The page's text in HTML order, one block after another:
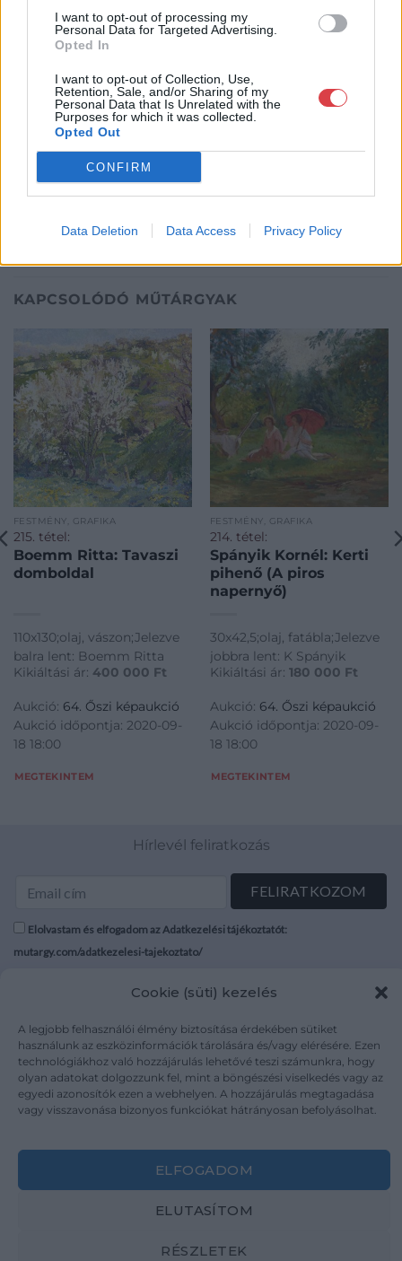
I want to opt-out of processing my
Personal Data for Targeted Advertising.
Opted In
I want to opt-out of Collection, Use,
Retention, Sale, and/or Sharing of my
Personal Data that Is Unrelated with the
Purposes for which it was collected.
Opted Out
CONFIRM
Data Deletion Data Access Privacy Policy
Cookie (süti) kezelés
A legjobb felhasználói élmény biztosítása érdekében sütiket
használunk az eszközinformációk tárolására és/vagy elérésére. Ezen
technológiákhoz való hozzájárulás lehetővé teszi számunkra, hogy
olyan adatokat dolgozzunk fel, mint a böngészési viselkedés vagy az
egyedi azonosítók ezen a webhelyen. A hozzájárulás megtagadása
vagy visszavonása bizonyos funkciókat hátrányosan befolyásolhat.
ELFOGADOM
ELUTASÍTOM
RÉSZLETEK
tulajdonosa több mint 30 éves szakmai tapasztalattal
rendelkezik. Elkötelezetten dolgozik a magyar festészet hazai
történetét újraíró albumaival alapvetően változtatta meg a
magyar vizuális művészetről addig kialakult képet.
GALÉRIA TOVÁBBI MŰTÁRGYAI
KAPCSOLÓDÓ MŰTÁRGYAK
FESTMÉNY, GRAFIKA
215. tétel:
Boemm Ritta: Tavaszi
domboldal
110x130;olaj, vászon;Jelezve
balra lent: Boemm Ritta
Kikiáltási ár: 400 000 Ft
Aukció: 64. Őszi képaukció
Aukció időpontja: 2020-09-
18 18:00
MEGTEKINTEM
FESTMÉNY, GRAFIKA
214. tétel:
Spányik Kornél: Kerti
pihenő (A piros
napernyő)
30x42,5;olaj, fatábla;Jelezve
jobbra lent: K Spányik
Kikiáltási ár: 180 000 Ft
Aukció: 64. Őszi képaukció
Aukció időpontja: 2020-09-
18 18:00
MEGTEKINTEM
Hírlevél feliratkozás
Elolvastam és elfogadom az Adatkezelési tájékoztatót:
mutargy.com/adatkezelesi-tajekoztato/
Karrier
Kapcsolat
Áraink
Adatvédelem
Impresszum